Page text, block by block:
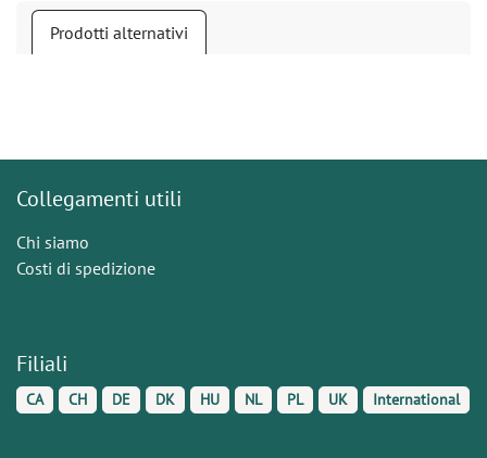
Prodotti alternativi
Collegamenti utili
Chi siamo
Costi di spedizione
Filiali
CA CH DE DK HU NL PL UK International